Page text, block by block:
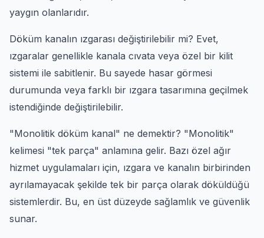
yaygın olanlarıdır.
Döküm kanalın ızgarası değiştirilebilir mi? Evet,
ızgaralar genellikle kanala cıvata veya özel bir kilit
sistemi ile sabitlenir. Bu sayede hasar görmesi
durumunda veya farklı bir ızgara tasarımına geçilmek
istendiğinde değiştirilebilir.
"Monolitik döküm kanal" ne demektir? "Monolitik"
kelimesi "tek parça" anlamına gelir. Bazı özel ağır
hizmet uygulamaları için, ızgara ve kanalın birbirinden
ayrılamayacak şekilde tek bir parça olarak döküldüğü
sistemlerdir. Bu, en üst düzeyde sağlamlık ve güvenlik
sunar.